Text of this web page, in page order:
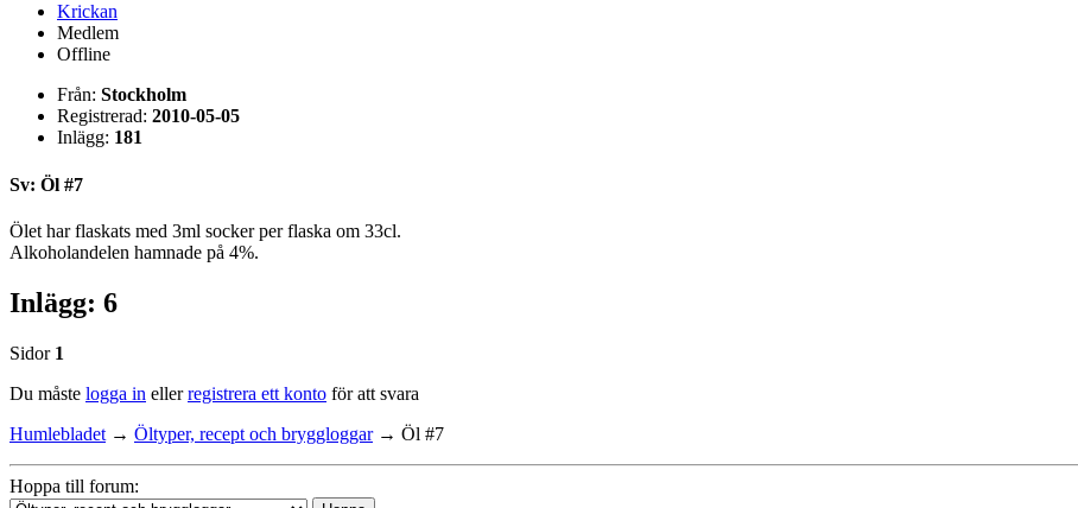
Krickan
Medlem
Offline
Från: Stockholm
Registrerad: 2010-05-05
Inlägg: 181
Sv: Öl #7
Ölet har flaskats med 3ml socker per flaska om 33cl.
Alkoholandelen hamnade på 4%.
Inlägg: 6
Sidor 1
Du måste logga in ellerregistrera ett konto för att svara
Humlebladet → Öltyper, recept och bryggloggar → Öl #7
Hoppa till forum: